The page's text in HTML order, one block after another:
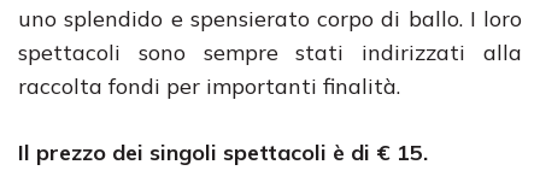
uno splendido e spensierato corpo di ballo. I loro
spettacoli sono sempre stati indirizzati alla
raccolta fondi per importanti finalità.
Il prezzo dei singoli spettacoli è di € 15.